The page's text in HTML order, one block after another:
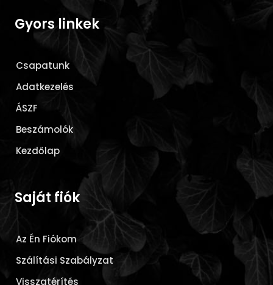
Gyors linkek
Csapatunk
Adatkezelés
ÁSZF
Beszámolók
Kezdőlap
Saját fiók
Az Én Fiókom
Szálítási Szabályzat
Visszatérítés